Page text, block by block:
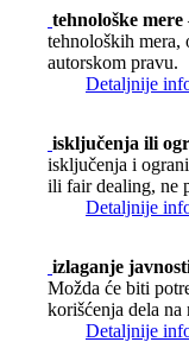
tehnološke mere
tehnoloških
autorskom pravu.
Detaljnije
isključenja ili
isključenja i
ili fair dealing, ne
Detaljnije
izlaganje
Možda će biti
korišćenja dela na
Detaljnije